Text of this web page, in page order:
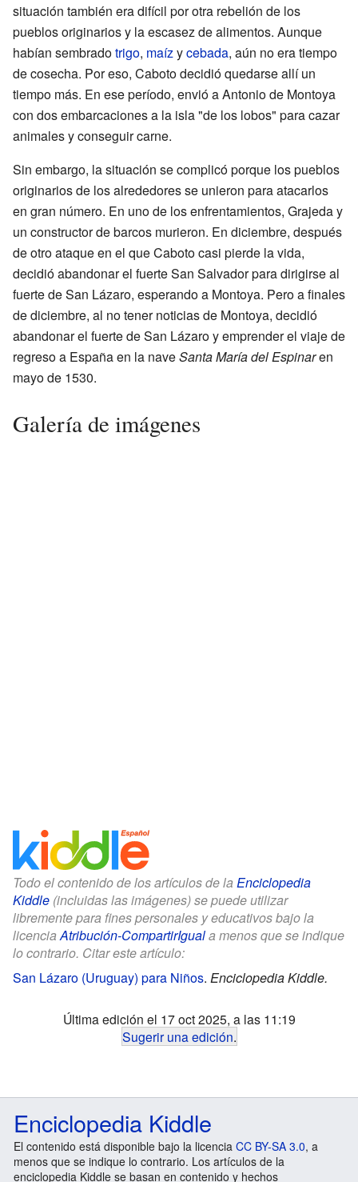
situación también era difícil por otra rebelión de los
pueblos originarios y la escasez de alimentos. Aunque
habían sembradotrigo, maíz ycebada, aún no era tiempo
de cosecha. Por eso, Caboto decidió quedarse allí un
tiempo más. En ese período, envió a Antonio de Montoya
con dos embarcaciones a la isla "de los lobos" para cazar
animales y conseguir carne.
Sin embargo, la situación se complicó porque los pueblos
originarios de los alrededores se unieron para atacarlos
en gran número. En uno de los enfrentamientos, Grajeda y
un constructor de barcos murieron. En diciembre, después
de otro ataque en el que Caboto casi pierde la vida,
decidió abandonar el fuerte San Salvador para dirigirse al
fuerte de San Lázaro, esperando a Montoya. Pero a finales
de diciembre, al no tener noticias de Montoya, decidió
abandonar el fuerte de San Lázaro y emprender el viaje de
regreso a España en la naveSanta María del Espinaren
mayo de 1530.
Galería de imágenes
Todo el contenido de los artículos de la Enciclopedia
Kiddle (incluidas las imágenes) se puede utilizar
libremente para fines personales y educativos bajo la
licencia Atribución-CompartirIguala menos que se indique
lo contrario. Citar este artículo:
San Lázaro (Uruguay) para Niños. Enciclopedia Kiddle.
Última edición el 17 oct 2025, a las 11:19
Sugerir una edición.
Enciclopedia Kiddle
El contenido está disponible bajo la licencia CC BY-SA 3.0, a
menos que se indique lo contrario. Los artículos de la
enciclopedia Kiddle se basan en contenido y hechos